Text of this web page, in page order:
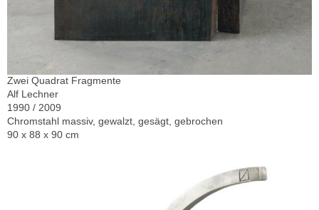
Zwei Quadrat Fragmente
Alf Lechner
1990 / 2009
Chromstahl massiv, gewalzt, gesägt, gebrochen
90 x 88 x 90 cm